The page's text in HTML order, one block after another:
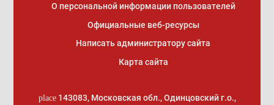
О персональной информации пользователей
Официальные веб-ресурсы
Написать администратору сайта
Карта сайта
place 143083, Московская обл., Одинцовский г.о.,